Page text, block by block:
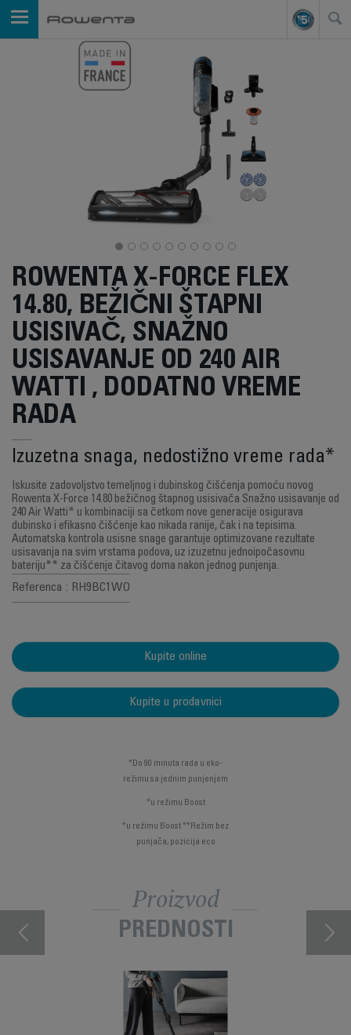
ROWENTA X-FORCE FLEX
14.80, BEŽIČNI ŠTAPNI
USISIVAČ, SNAŽNO
USISAVANJE OD 240 AIR
WATTI , DODATNO VREME
RADA
Izuzetna snaga, nedostižno vreme rada*
Iskusite zadovoljstvo temeljnog i dubinskog čišćenja pomoću novog
Rowenta X-Force 14.80 bežičnog štapnog usisivača Snažno usisavanje od
240 Air Watti* u kombinaciji sa četkom nove generacije osigurava
dubinsko i efikasno čišćenje kao nikada ranije, čak i na tepisima.
Automatska kontrola usisne snage garantuje optimizovane rezultate
usisavanja na svim vrstama podova, uz izuzetnu jednoipočasovnu
bateriju** za čišćenje čitavog doma nakon jednog punjenja.
Referenca : RH9BC1WO
Kupite online
Kupite u prodavnici
*Do 90 minuta rada u eko-
režimu sa jednim punjenjem
*u režimu Boost
*u režimu Boost **Režim bez
punjača, pozicija eco
Proizvod
PREDNOSTI